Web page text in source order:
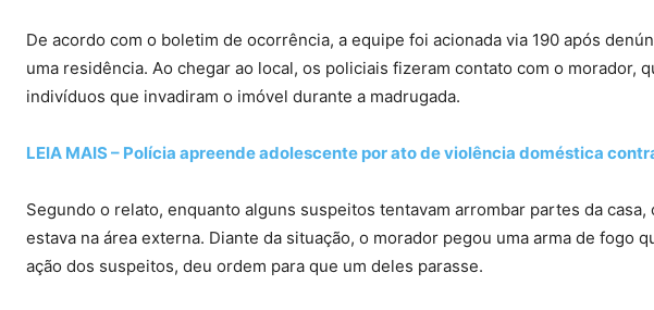
De acordo com o boletim de ocorrência, a equipe foi acionada via 190 após
uma residência. Ao chegar ao local, os policiais fizeram contato com o morador,
indivíduos que invadiram o imóvel durante a madrugada.
LEIA MAIS – Polícia apreende adolescente por ato de violência doméstica
Segundo o relato, enquanto alguns suspeitos tentavam arrombar partes da
estava na área externa. Diante da situação, o morador pegou uma arma de fogo
ação dos suspeitos, deu ordem para que um deles parasse.